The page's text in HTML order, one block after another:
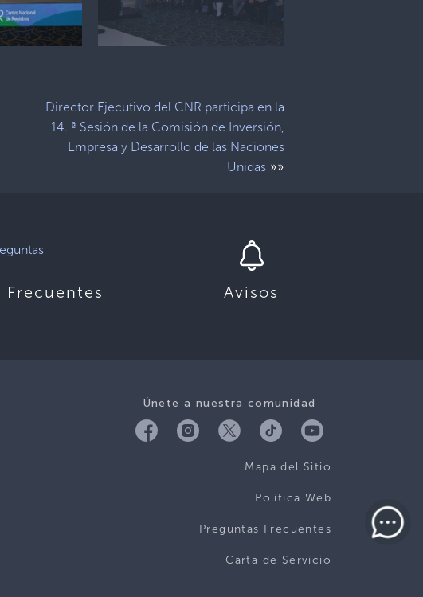
Director Ejecutivo del CNR participa en la
14. ª Sesión de la Comisión de Inversión,
Empresa y Desarrollo de las Naciones
Unidas»»
Frecuentes Avisos
Únete a nuestra comunidad
Mapa del Sitio
Politica Web
Preguntas Frecuentes
Carta de Servicio